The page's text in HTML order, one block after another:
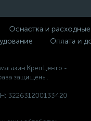
Оснастка и
Оплата и
КрепЦентр -
защищены.
322631200133420